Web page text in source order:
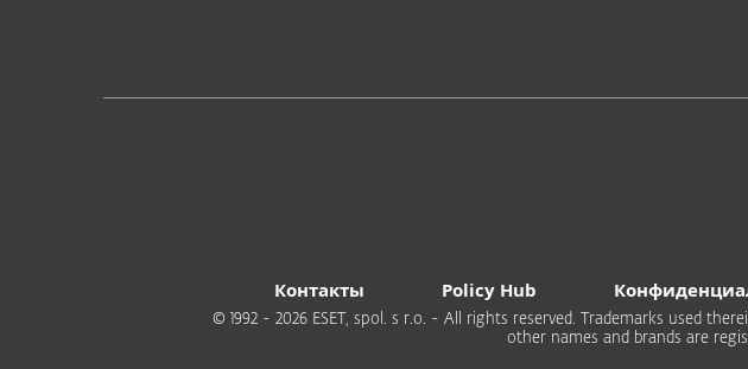
Контакты Policy Hub
© 1992 - 2026 ESET, spol. s r.o. - All rights reserved. Trademarks used
other names and brands are